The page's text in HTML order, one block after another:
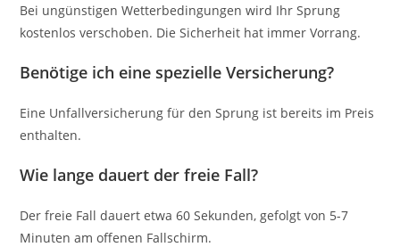
Bei ungünstigen Wetterbedingungen wird Ihr Sprung
kostenlos verschoben. Die Sicherheit hat immer Vorrang.
Benötige ich eine spezielle Versicherung?
Eine Unfallversicherung für den Sprung ist bereits im Preis
enthalten.
Wie lange dauert der freie Fall?
Der freie Fall dauert etwa 60 Sekunden, gefolgt von 5-7
Minuten am offenen Fallschirm.